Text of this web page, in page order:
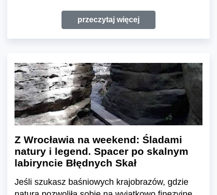
przeczytaj więcej
Z Wrocławia na weekend: Śladami
natury i legend. Spacer po skalnym
labiryncie Błędnych Skał
Jeśli szukasz baśniowych krajobrazów, gdzie